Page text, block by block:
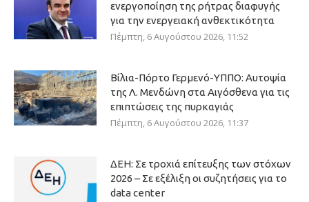
ενεργοποίηση της ρήτρας διαφυγής
για την ενεργειακή ανθεκτικότητα
Πέμπτη, 6 Αυγούστου 2026, 11:52
Βίλια-Πόρτο Γερμενό-ΥΠΠΟ: Αυτοψία
της Λ. Μενδώνη στα Αιγόσθενα για τις
επιπτώσεις της πυρκαγιάς
Πέμπτη, 6 Αυγούστου 2026, 11:37
ΔΕΗ: Σε τροχιά επίτευξης των στόχων
2026 – Σε εξέλιξη οι συζητήσεις για το
data center